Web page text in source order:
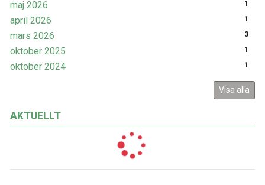
maj 2026 1
april 2026 1
mars 2026 3
oktober 2025 1
oktober 2024 1
Visa alla
AKTUELLT